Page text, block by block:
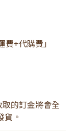
+代購費」
的訂金將會全
。